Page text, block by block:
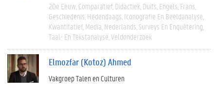
20e Eeuw Comparatief Didactiek Duits Engels Frans
Geschiedenis Hedendaags Iconografie En Beeldanalyse
Kwantitatief Media Nederlands Surveys En Enquêtering
Taal- En Tekstanalyse Veldonderzoek
Elmozfar (Kotoz) Ahmed
Vakgroep Talen en Culturen